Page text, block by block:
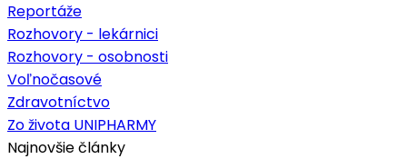
Reportáže
Rozhovory - lekárnici
Rozhovory - osobnosti
Voľnočasové
Zdravotníctvo
Zo života UNIPHARMY
Najnovšie články